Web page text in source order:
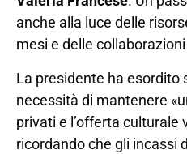
anche alla luce delle
mesi e delle
La presidente ha esordito
necessità di mantenere
privati e l’offerta culturale
ricordando che gli incassi